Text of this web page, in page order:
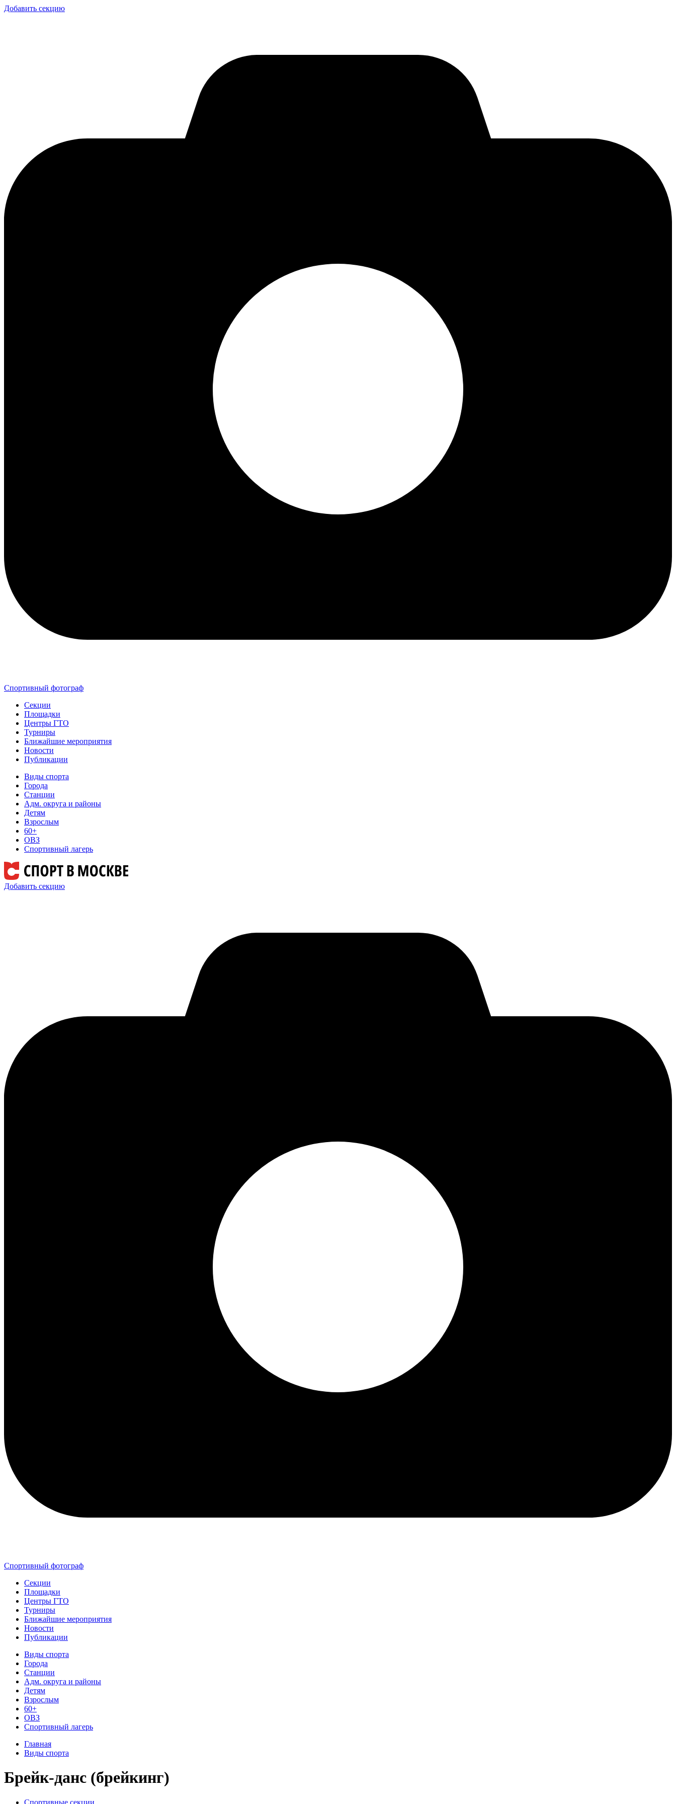
Добавить секцию
Спортивный фотограф
Секции
Площадки
Центры ГТО
Турниры
Ближайшие мероприятия
Новости
Публикации
Виды спорта
Города
Станции
Адм. округа и районы
Детям
Взрослым
60+
ОВЗ
Спортивный лагерь
Добавить секцию
Спортивный фотограф
Секции
Площадки
Центры ГТО
Турниры
Ближайшие мероприятия
Новости
Публикации
Виды спорта
Города
Станции
Адм. округа и районы
Детям
Взрослым
60+
ОВЗ
Спортивный лагерь
Главная
Виды спорта
Брейк-данс (брейкинг)
Спортивные секции